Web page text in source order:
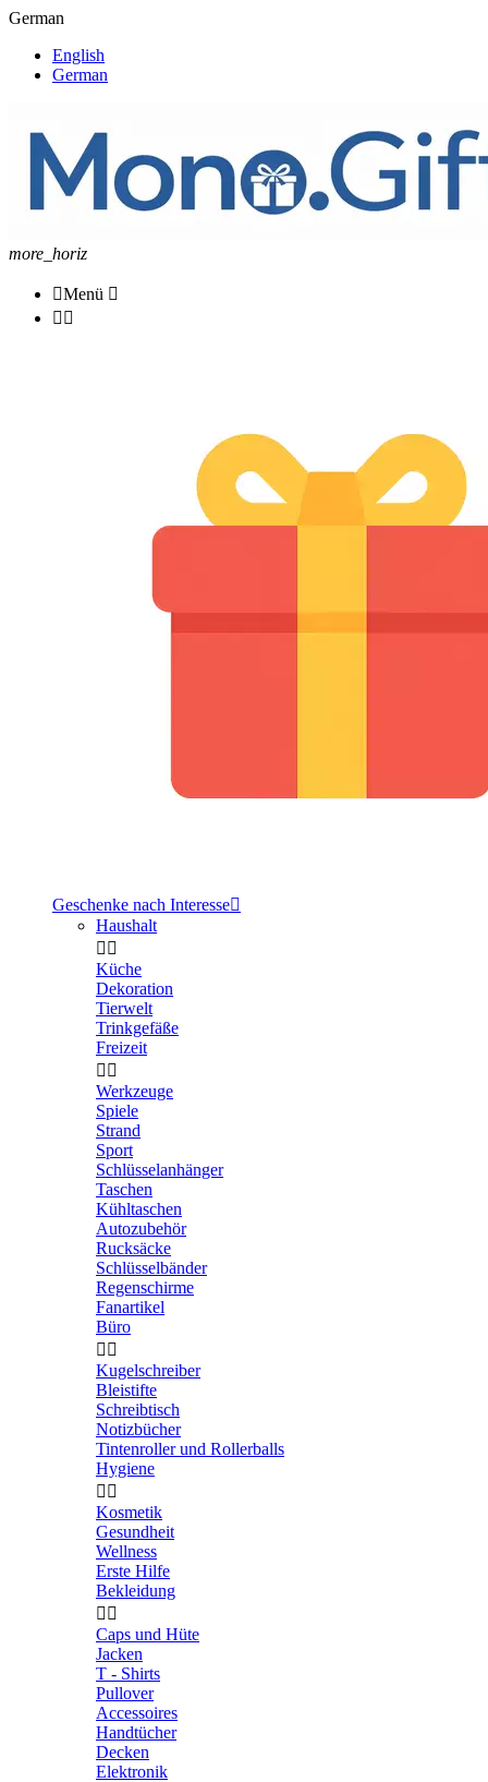
German
English
German
more_horiz
Menü 
 
Geschenke nach Interesse
Haushalt
 
Küche
Dekoration
Tierwelt
Trinkgefäße
Freizeit
 
Werkzeuge
Spiele
Strand
Sport
Schlüsselanhänger
Taschen
Kühltaschen
Autozubehör
Rucksäcke
Schlüsselbänder
Regenschirme
Fanartikel
Büro
 
Kugelschreiber
Bleistifte
Schreibtisch
Notizbücher
Tintenroller und Rollerballs
Hygiene
 
Kosmetik
Gesundheit
Wellness
Erste Hilfe
Bekleidung
 
Caps und Hüte
Jacken
T - Shirts
Pullover
Accessoires
Handtücher
Decken
Elektronik